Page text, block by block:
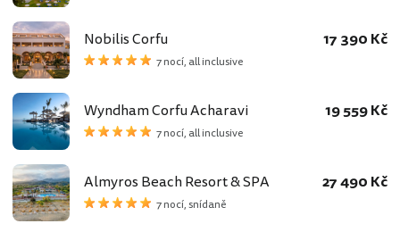
Nobilis Corfu
7 nocí, all inclusive
17 390 Kč
Wyndham Corfu Acharavi
7 nocí, all inclusive
19 559 Kč
Almyros Beach Resort & SPA
7 nocí, snídaně
27 490 Kč